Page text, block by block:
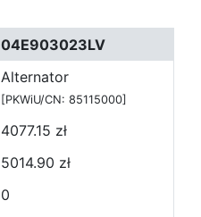
04E903023LV
Alternator
[PKWiU/CN: 85115000]
4077.15 zł
5014.90 zł
0